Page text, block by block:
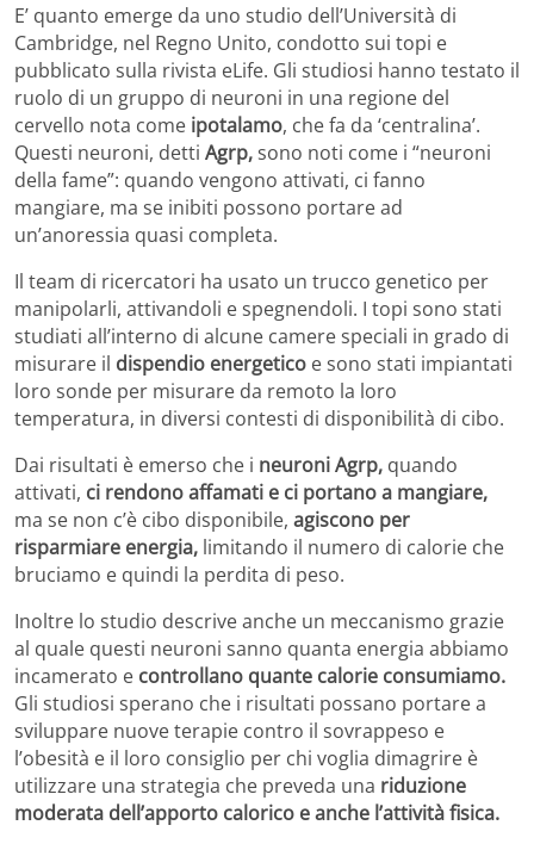
E’ quanto emerge da uno studio dell’Università di
Cambridge, nel Regno Unito, condotto sui topi e
pubblicato sulla rivista eLife. Gli studiosi hanno testato il
ruolo di un gruppo di neuroni in una regione del
cervello nota come ipotalamo, che fa da ‘centralina’.
Questi neuroni, detti Agrp,sono noti come i “neuroni
della fame”: quando vengono attivati, ci fanno
mangiare, ma se inibiti possono portare ad
un’anoressia quasi completa.
Il team di ricercatori ha usato un trucco genetico per
manipolarli, attivandoli e spegnendoli. I topi sono stati
studiati all’interno di alcune camere speciali in grado di
misurare il dispendio energetico e sono stati impiantati
loro sonde per misurare da remoto la loro
temperatura, in diversi contesti di disponibilità di cibo.
Dai risultati è emerso che i neuroni Agrp, quando
attivati, ci rendono affamati e ci portano a mangiare,
ma se non c’è cibo disponibile, agiscono per
risparmiare energia, limitando il numero di calorie che
bruciamo e quindi la perdita di peso.
Inoltre lo studio descrive anche un meccanismo grazie
al quale questi neuroni sanno quanta energia abbiamo
incamerato e controllano quante calorie consumiamo.
Gli studiosi sperano che i risultati possano portare a
sviluppare nuove terapie contro il sovrappeso e
l’obesità e il loro consiglio per chi voglia dimagrire è
utilizzare una strategia che preveda una riduzione
moderata dell’apporto calorico e anche l’attività fisica.